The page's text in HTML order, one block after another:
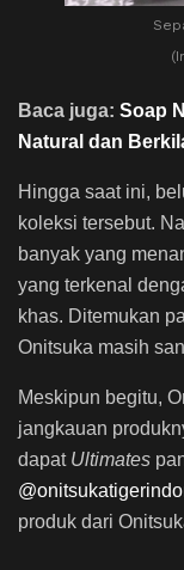
Baca juga: Soap
Natural dan
Hingga saat ini,
koleksi tersebut.
banyak yang
yang terkenal
khas. Ditemukan
Onitsuka masih
Meskipun begitu,
jangkauan
dapat Ultimates
produk dari